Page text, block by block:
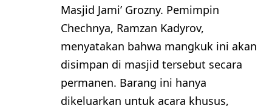
Masjid Jami’ Grozny. Pemimpin
Chechnya, Ramzan Kadyrov,
menyatakan bahwa mangkuk ini akan
disimpan di masjid tersebut secara
permanen. Barang ini hanya
dikeluarkan untuk acara khusus,